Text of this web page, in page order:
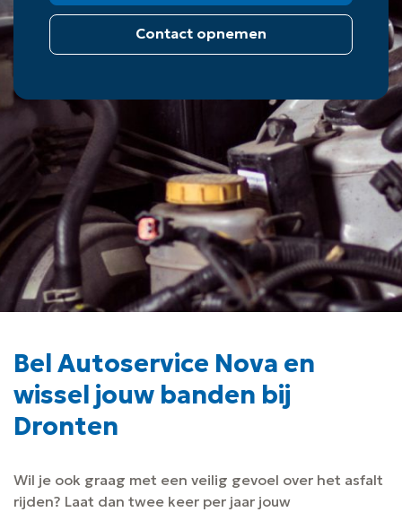
Contact opnemen
Bel Autoservice Nova en
wissel jouw banden bij
Dronten
Wil je ook graag met een veilig gevoel over het asfalt
rijden? Laat dan twee keer per jaar jouw